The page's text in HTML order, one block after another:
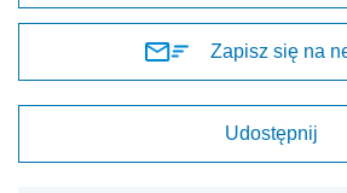
Zapisz się na
Udostępnij